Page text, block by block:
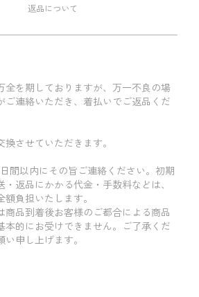
返品について
全を期しておりますが、万一不良の場
ご連絡いただき、着払いでご返品くだ
させていただきます。
間以内にその旨ご連絡ください。初期
返品にかかる代金・手数料などは、
負担いたします。
商品到着後お客様のご都合による商品
本的にお受けできません。ご了承くだ
申し上げます。